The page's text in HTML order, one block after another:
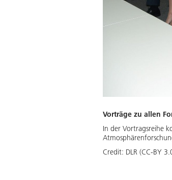
Vorträge zu allen
In der Vortragsreihe
Credit: DLR (CC-BY